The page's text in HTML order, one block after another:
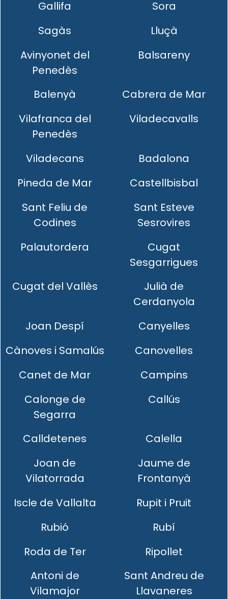
Gallifa
Sora
Sagàs
Lluçà
Avinyonet del
Penedès
Balsareny
Balenyà
Cabrera de Mar
Vilafranca del
Penedès
Viladecavalls
Viladecans
Badalona
Pineda de Mar
Castellbisbal
Sant Feliu de
Codines
Sant Esteve
Sesrovires
Palautordera
Cugat
Sesgarrigues
Cugat del Vallès
Julià de
Cerdanyola
Joan Despí
Canyelles
Cànoves i Samalús
Canovelles
Canet de Mar
Campins
Calonge de
Segarra
Callús
Calldetenes
Calella
Joan de
Vilatorrada
Jaume de
Frontanyà
Iscle de Vallalta
Rupit i Pruit
Rubió
Rubí
Roda de Ter
Ripollet
Antoni de
Vilamajor
Sant Andreu de
Llavaneres